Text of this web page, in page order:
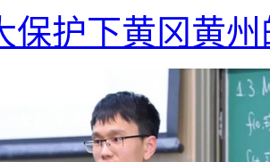
保护下黄冈黄